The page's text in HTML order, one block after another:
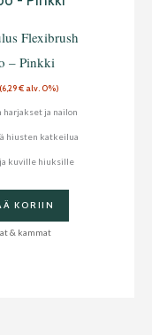
Flexibrush
– Pinkki
(6,29€ alv. 0%)
harjakset ja nailon
hiusten katkeilua
kuville hiuksille
KORIIN
& kammat